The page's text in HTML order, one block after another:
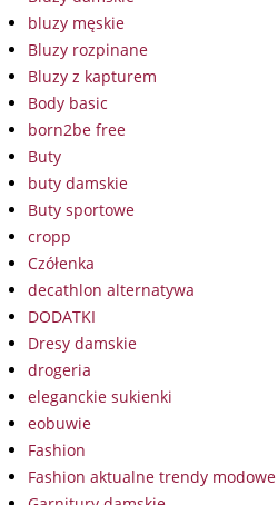
bluzy męskie
Bluzy rozpinane
Bluzy z kapturem
Body basic
born2be free
Buty
buty damskie
Buty sportowe
cropp
Czółenka
decathlon alternatywa
DODATKI
Dresy damskie
drogeria
eleganckie sukienki
eobuwie
Fashion
Fashion aktualne trendy modowe